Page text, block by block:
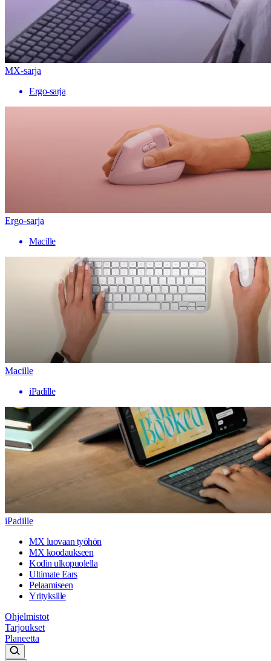
MX-sarja
Ergo-sarja
Ergo-sarja
Macille
Macille
iPadille
iPadille
MX luovaan työhön
MX koodaukseen
Kodin ulkopuolella
Ultimate Ears
Pelaamiseen
Yrityksille
Ohjelmistot
Tarjoukset
Planeetta